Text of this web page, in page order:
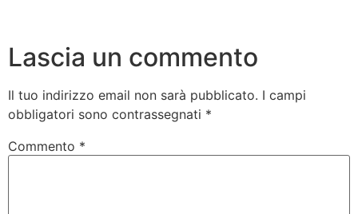
Lascia un commento
Il tuo indirizzo email non sarà pubblicato. I campi
obbligatori sono contrassegnati *
Commento *